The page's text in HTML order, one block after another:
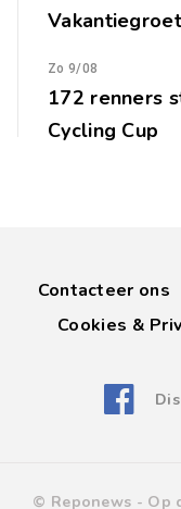
Zo 9/08
172 renners
Cycling Cup
Contacteer ons
Cookies &
© Reponews - Op